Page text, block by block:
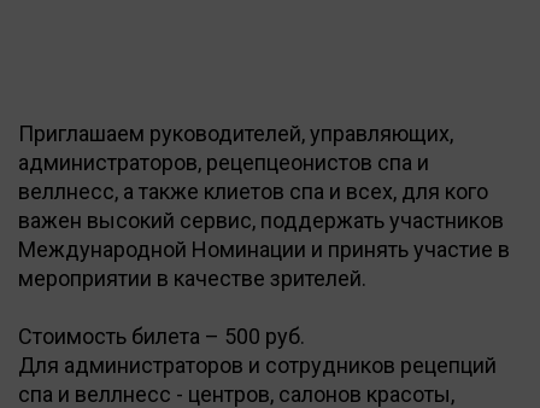
Приглашаем руководителей, управляющих,
администраторов, рецепцеонистов спа и
веллнесс, а также клиетов спа и всех, для кого
важен высокий сервис, поддержать участников
Международной Номинации и принять участие в
мероприятии в качестве зрителей.
Стоимость билета – 500 руб.
Для администраторов и сотрудников рецепций
спа и веллнесс - центров, салонов красоты,